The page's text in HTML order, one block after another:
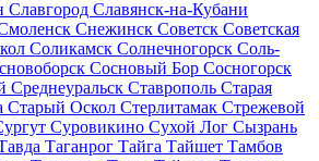
Славгород Славянск-на-Кубани
Снежинск Советск Советская
Соликамск Солнечногорск Соль-
Сосновый Бор Сосногорск
Среднеуральск Ставрополь Старая
Старый Оскол Стерлитамак Стрежевой
Суровикино Сухой Лог Сызрань
Таганрог Тайга Тайшет Тамбов